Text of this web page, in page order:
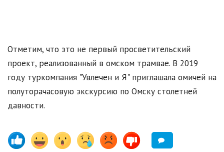
Отметим, что это не первый просветительский
проект, реализованный в омском трамвае. В 2019
году туркомпания "Увлечен и Я" приглашала омичей на
полуторачасовую экскурсию по Омску столетней
давности.